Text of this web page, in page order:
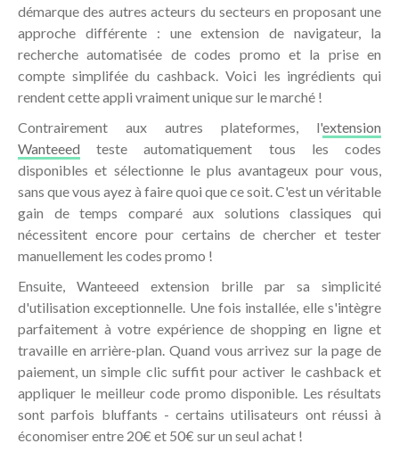
démarque des autres acteurs du secteurs en proposant une
approche différente : une extension de navigateur, la
recherche automatisée de codes promo et la prise en
compte simplifée du cashback. Voici les ingrédients qui
rendent cette appli vraiment unique sur le marché !
Contrairement aux autres plateformes, l'extension
Wanteeed teste automatiquement tous les codes
disponibles et sélectionne le plus avantageux pour vous,
sans que vous ayez à faire quoi que ce soit. C'est un véritable
gain de temps comparé aux solutions classiques qui
nécessitent encore pour certains de chercher et tester
manuellement les codes promo !
Ensuite, Wanteeed extension brille par sa simplicité
d'utilisation exceptionnelle. Une fois installée, elle s'intègre
parfaitement à votre expérience de shopping en ligne et
travaille en arrière-plan. Quand vous arrivez sur la page de
paiement, un simple clic suffit pour activer le cashback et
appliquer le meilleur code promo disponible. Les résultats
sont parfois bluffants - certains utilisateurs ont réussi à
économiser entre 20€ et 50€ sur un seul achat !